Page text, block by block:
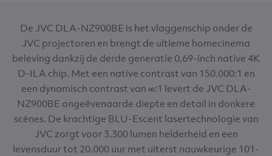
De JVC DLA-NZ900BE is het vlaggenschip onder de
JVC projectoren en brengt de ultieme homecinema
beleving dankzij de derde generatie 0,69-inch native 4K
D-ILA chip. Met een native contrast van 150.000:1 en
een dynamisch contrast van ∞:1 levert de JVC DLA-
NZ900BE ongeëvenaarde diepte en detail in donkere
scènes. De krachtige BLU-Escent lasertechnologie van
JVC zorgt voor 3.300 lumen helderheid en een
levensduur tot 20.000 uur met uiterst nauwkeurige 101-